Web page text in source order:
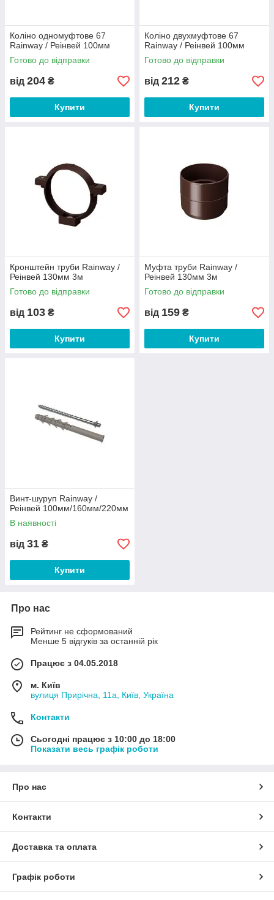
Коліно одномуфтове 67
Rainway / Реінвей 100мм
Готово до відправки
від 204 ₴
Купити
Коліно двухмуфтове 67
Rainway / Реінвей 100мм
Готово до відправки
від 212 ₴
Купити
Кронштейн труби Rainway /
Реінвей 130мм 3м
Готово до відправки
від 103 ₴
Купити
Муфта труби Rainway /
Реінвей 130мм 3м
Готово до відправки
від 159 ₴
Купити
Винт-шуруп Rainway /
Реінвей 100мм/160мм/220мм
В наявності
від 31 ₴
Купити
Про нас
Рейтинг не сформований
Менше 5 відгуків за останній рік
Працює з 04.05.2018
м. Київ
вулиця Прирічна, 11а, Київ, Україна
Контакти
Сьогодні працює з 10:00 до 18:00
Показати весь графік роботи
Про нас
Контакти
Доставка та оплата
Графік роботи